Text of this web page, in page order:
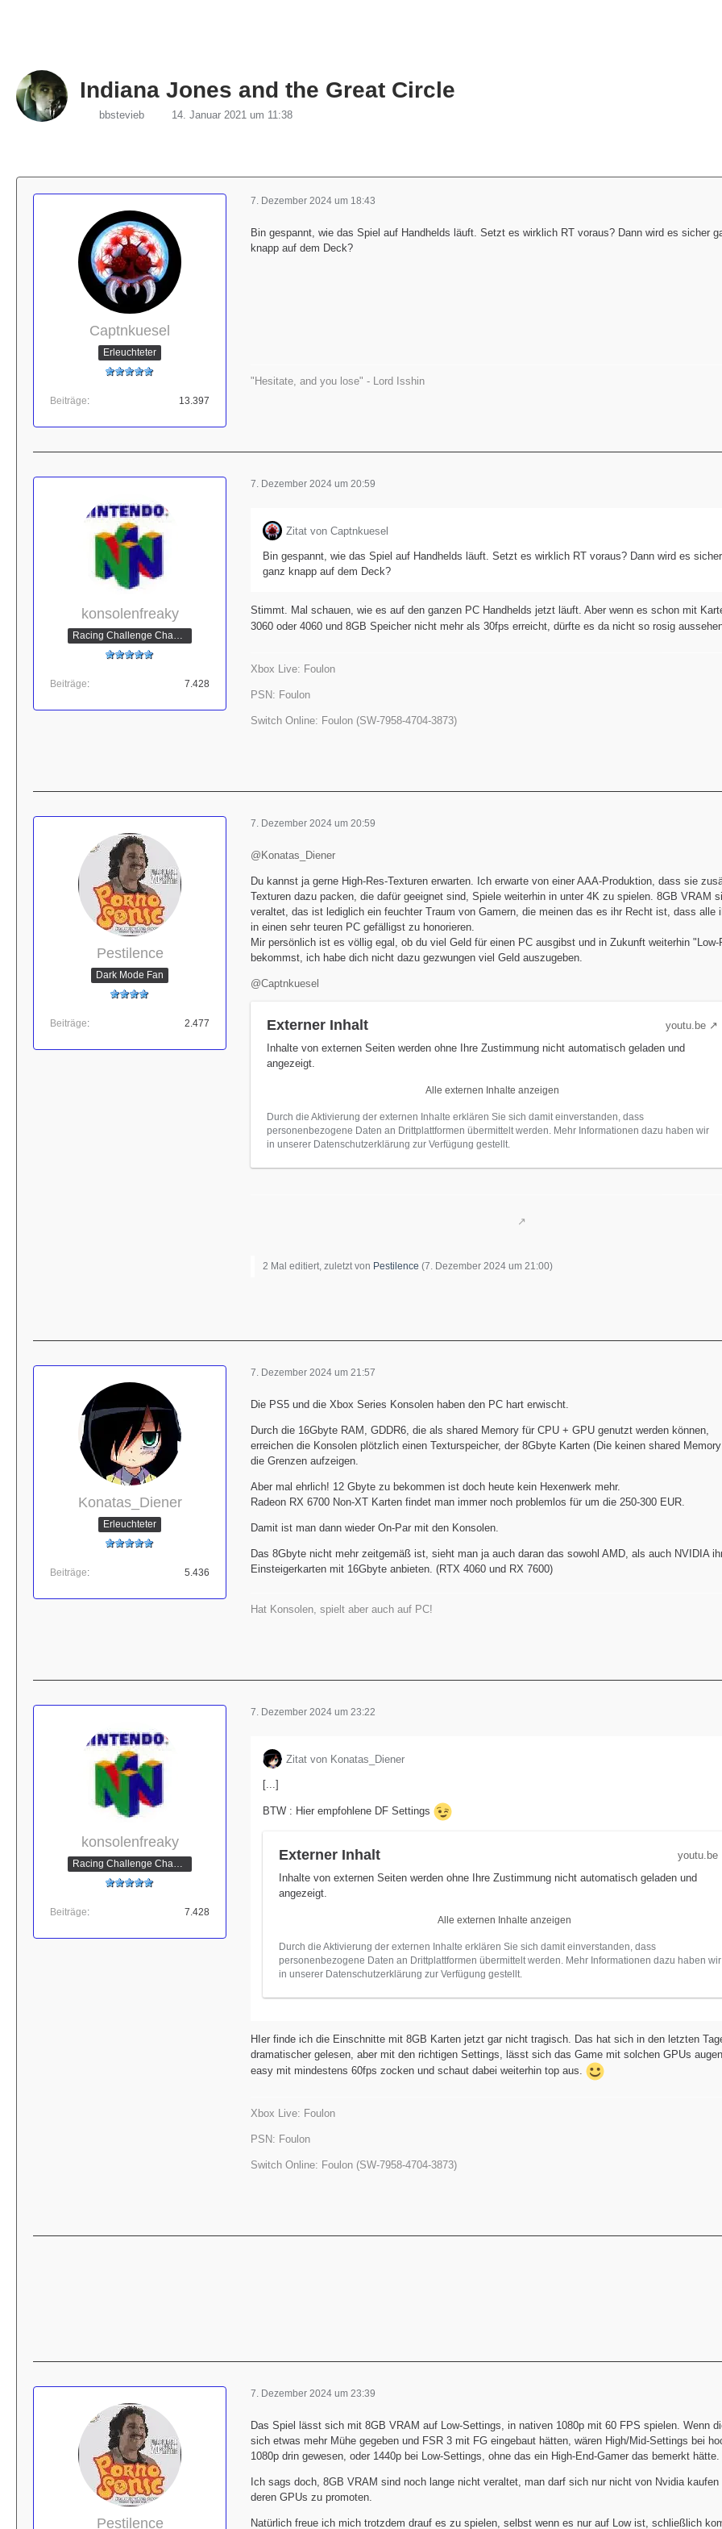
Indiana Jones and the Great Circle
bbstevieb 14. Januar 2021 um 11:38
Captnkuesel
Erleuchteter
Beiträge 13.397
7. Dezember 2024 um 18:43
Bin gespannt, wie das Spiel auf Handhelds läuft. Setzt es wirklich RT voraus? Dann wird es sicher
knapp auf dem Deck?
"Hesitate, and you lose" - Lord Isshin
konsolenfreaky
Racing Challenge Champion
Beiträge 7.428
7. Dezember 2024 um 20:59
Zitat von Captnkuesel
Bin gespannt, wie das Spiel auf Handhelds läuft. Setzt es wirklich RT voraus? Dann wird es
ganz knapp auf dem Deck?
Stimmt. Mal schauen, wie es auf den ganzen PC Handhelds jetzt läuft. Aber wenn es schon mit
3060 oder 4060 und 8GB Speicher nicht mehr als 30fps erreicht, dürfte es da nicht so rosig
Xbox Live: Foulon
PSN: Foulon
Switch Online: Foulon (SW-7958-4704-3873)
Pestilence
Dark Mode Fan
Beiträge 2.477
7. Dezember 2024 um 20:59
@Konatas_Diener
Du kannst ja gerne High-Res-Texturen erwarten. Ich erwarte von einer AAA-Produktion, dass sie
Texturen dazu packen, die dafür geeignet sind, Spiele weiterhin in unter 4K zu spielen. 8GB VRAM
veraltet, das ist lediglich ein feuchter Traum von Gamern, die meinen das es ihr Recht ist, dass alle
in einen sehr teuren PC gefälligst zu honorieren.
Mir persönlich ist es völlig egal, ob du viel Geld für einen PC ausgibst und in Zukunft weiterhin "Low-
bekommst, ich habe dich nicht dazu gezwungen viel Geld auszugeben.
@Captnkuesel
Externer Inhalt
youtu.be
Inhalte von externen Seiten werden ohne Ihre Zustimmung nicht automatisch geladen und
angezeigt.
Alle externen Inhalte anzeigen
Durch die Aktivierung der externen Inhalte erklären Sie sich damit einverstanden, dass
personenbezogene Daten an Drittplattformen übermittelt werden. Mehr Informationen dazu haben wir
in unserer Datenschutzerklärung zur Verfügung gestellt.
2 Mal editiert, zuletzt von Pestilence (7. Dezember 2024 um 21:00)
Konatas_Diener
Erleuchteter
Beiträge 5.436
7. Dezember 2024 um 21:57
Die PS5 und die Xbox Series Konsolen haben den PC hart erwischt.
Durch die 16Gbyte RAM, GDDR6, die als shared Memory für CPU + GPU genutzt werden können,
erreichen die Konsolen plötzlich einen Texturspeicher, der 8Gbyte Karten (Die keinen shared
die Grenzen aufzeigen.
Aber mal ehrlich! 12 Gbyte zu bekommen ist doch heute kein Hexenwerk mehr.
Radeon RX 6700 Non-XT Karten findet man immer noch problemlos für um die 250-300 EUR.
Damit ist man dann wieder On-Par mit den Konsolen.
Das 8Gbyte nicht mehr zeitgemäß ist, sieht man ja auch daran das sowohl AMD, als auch NVIDIA
Einsteigerkarten mit 16Gbyte anbieten. (RTX 4060 und RX 7600)
Hat Konsolen, spielt aber auch auf PC!
konsolenfreaky
Racing Challenge Champion
Beiträge 7.428
7. Dezember 2024 um 23:22
Zitat von Konatas_Diener
[...]
BTW : Hier empfohlene DF Settings
Externer Inhalt
youtu.be
Inhalte von externen Seiten werden ohne Ihre Zustimmung nicht automatisch geladen und
angezeigt.
Alle externen Inhalte anzeigen
Durch die Aktivierung der externen Inhalte erklären Sie sich damit einverstanden, dass
personenbezogene Daten an Drittplattformen übermittelt werden. Mehr Informationen dazu haben wir
in unserer Datenschutzerklärung zur Verfügung gestellt.
HIer finde ich die Einschnitte mit 8GB Karten jetzt gar nicht tragisch. Das hat sich in den letzten
dramatischer gelesen, aber mit den richtigen Settings, lässt sich das Game mit solchen GPUs
easy mit mindestens 60fps zocken und schaut dabei weiterhin top aus.
Xbox Live: Foulon
PSN: Foulon
Switch Online: Foulon (SW-7958-4704-3873)
Pestilence
7. Dezember 2024 um 23:39
Das Spiel lässt sich mit 8GB VRAM auf Low-Settings, in nativen 1080p mit 60 FPS spielen. Wenn
sich etwas mehr Mühe gegeben und FSR 3 mit FG eingebaut hätten, wären High/Mid-Settings bei
1080p drin gewesen, oder 1440p bei Low-Settings, ohne das ein High-End-Gamer das bemerkt hätte.
Ich sags doch, 8GB VRAM sind noch lange nicht veraltet, man darf sich nur nicht von Nvidia
deren GPUs zu promoten.
Natürlich freue ich mich trotzdem drauf es zu spielen, selbst wenn es nur auf Low ist, schließlich